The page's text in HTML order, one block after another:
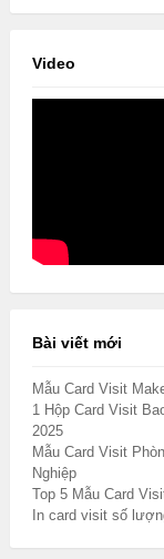
Video
Bài viết mới
Mẫu Card Visit
1 Hộp Card Visit
2025
Mẫu Card Visit
Nghiệp
Top 5 Mẫu Card
In card visit số